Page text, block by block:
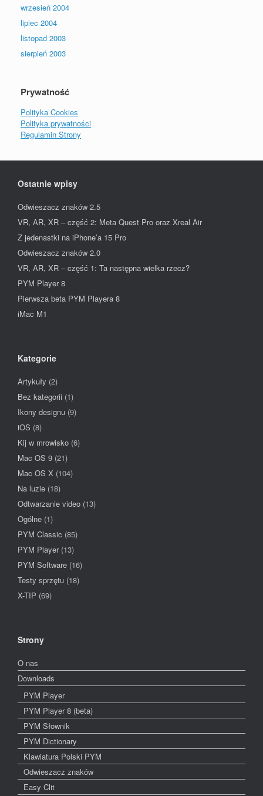
wrzesień 2004
lipiec 2004
listopad 2003
sierpień 2003
Prywatność
Polityka Cookies
Polityka prywatności
Regulamin Strony
Ostatnie wpisy
Odwieszacz znaków 2.5
VR, AR, XR – część 2: Meta Quest Pro oraz Xreal Air
Z jedenastki na iPhone’a 15 Pro
Odwieszacz znaków 2.0
VR, AR, XR – część 1: Ta następna wielka rzecz?
PYM Player 8
Pierwsza beta PYM Playera 8
iMac M1
Kategorie
Artykuły (2)
Bez kategorii (1)
Ikony designu (9)
iOS (8)
Kij w mrowisko (6)
Mac OS 9 (21)
Mac OS X (104)
Na luzie (18)
Odtwarzanie video (13)
Ogólne (1)
PYM Classic (85)
PYM Player(13)
PYM Software (16)
Testy sprzętu (18)
X-TIP (69)
Strony
O nas
Downloads
PYM Player
PYM Player 8 (beta)
PYM Słownik
PYM Dictionary
Klawiatura Polski PYM
Odwieszacz znaków
Easy Clit